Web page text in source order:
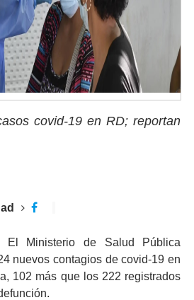
covid-19 en RD; reportan
El Ministerio de Salud Pública
nuevos contagios de covid-19 en
102 más que los 222 registrados